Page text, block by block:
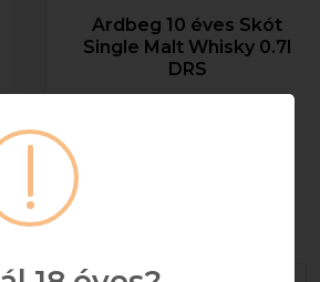
Ardbeg 10 éves Skót
Single Malt Whisky 0.7l
DRS